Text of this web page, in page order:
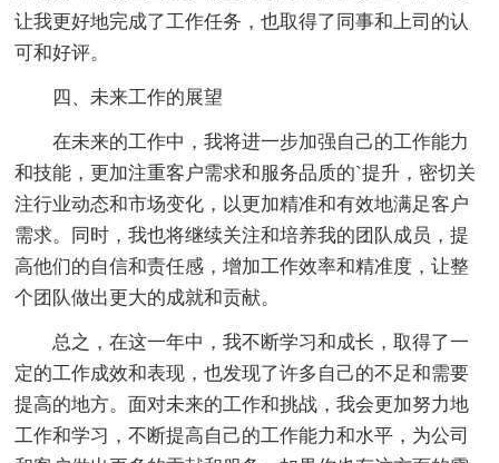
让我更好地完成了工作任务，也取得了同事和上司的认
可和好评。
四、未来工作的展望
在未来的工作中，我将进一步加强自己的工作能力
和技能，更加注重客户需求和服务品质的`提升，密切关
注行业动态和市场变化，以更加精准和有效地满足客户
需求。同时，我也将继续关注和培养我的团队成员，提
高他们的自信和责任感，增加工作效率和精准度，让整
个团队做出更大的成就和贡献。
总之，在这一年中，我不断学习和成长，取得了一
定的工作成效和表现，也发现了许多自己的不足和需要
提高的地方。面对未来的工作和挑战，我会更加努力地
工作和学习，不断提高自己的工作能力和水平，为公司